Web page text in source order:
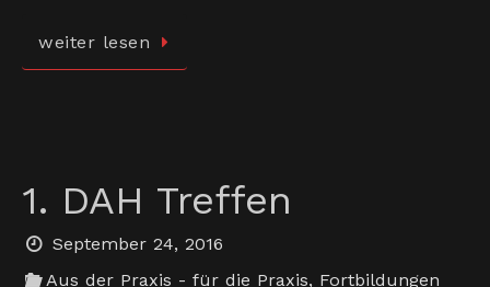
weiter lesen
1. DAH Treffen
September 24, 2016
Aus der Praxis - für die Praxis, Fortbildungen